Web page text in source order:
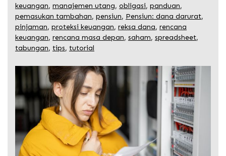
keuangan, manajemen utang, obligasi, panduan,
pemasukan tambahan, pensiun, Pensiun: dana darurat,
pinjaman, proteksi keuangan, reksa dana, rencana
keuangan, rencana masa depan, saham, spreadsheet,
tabungan, tips, tutorial